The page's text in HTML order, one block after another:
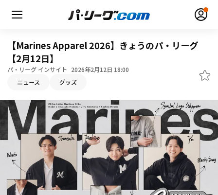
無料アカウント登録
HOME
動画
日程・結果
順位表･成績
【Marines Apparel 2026】きょうのパ・リーグ
【2月12日】
パ・リーグ インサイト 2026年2月12日 18:00
ニュース グッズ